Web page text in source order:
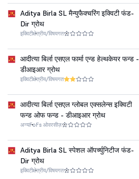
Aditya Birla SL मैन्युफैक्चरिंग इक्विटी फंड-
Dir ग्रोथ
इक्विटीक्षेत्रीय/विषयगत
आदीत्या बिर्ला एसएल फार्मा एन्ड हेल्थकेयर फन्ड -
डीआइआर ग्रोथ
इक्विटीक्षेत्रीय/विषयगत
आदीत्या बिर्ला एसएल ग्लोबल एक्सलेन्स इक्विटी
फन्ड ओफ फन्ड - डीआइआर ग्रोथ
अन्यFoFs ओवरसीज़
Aditya Birla SL स्पेशल ऑपर्च्युनिटीज फंड-
Dir ग्रोथ
इक्विटीक्षेत्रीय/विषयगत